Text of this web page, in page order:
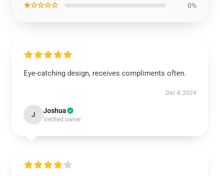
★☆☆☆☆ 0%
Eye-catching design, receives compliments often.
Dec 4, 2024
J Joshua
Verified owner